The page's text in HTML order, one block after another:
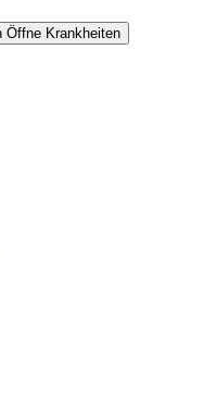
Öffne Krankheiten